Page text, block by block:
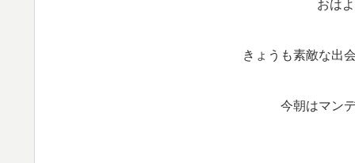
おは
きょうも素敵な出
今朝はマン